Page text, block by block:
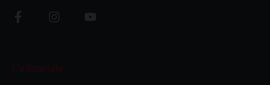
L’editoriale